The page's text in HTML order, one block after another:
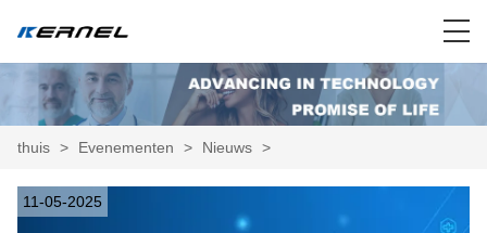
thuis > Evenementen > Nieuws >
11-05-2025